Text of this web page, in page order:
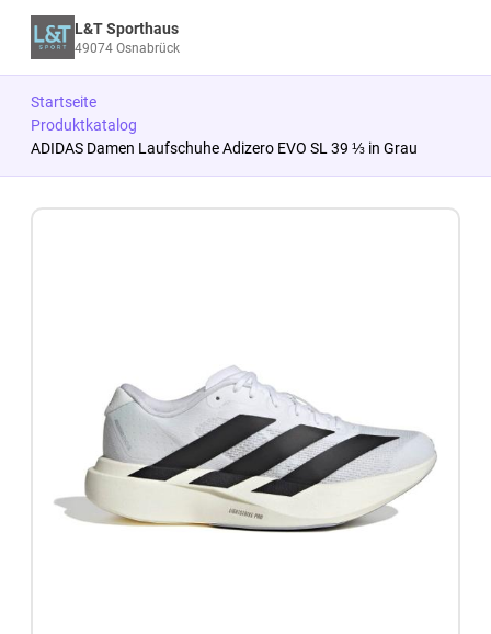
L&T Sporthaus
49074 Osnabrück
Startseite
Produktkatalog
ADIDAS Damen Laufschuhe Adizero EVO SL 39 ⅓ in Grau